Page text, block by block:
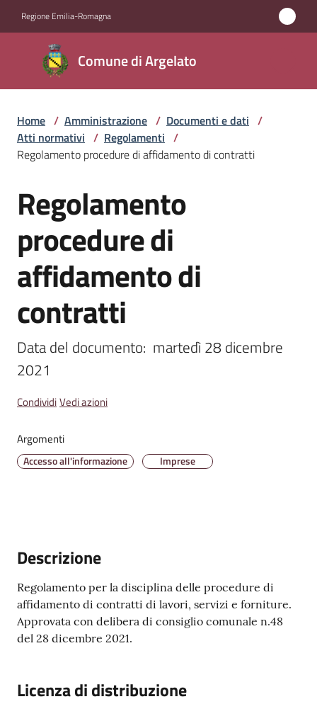
Regione Emilia-Romagna
Comune di Argelato
Comune
di
Argelato
Amministrazione
Novità
Vivere
Argelato
Amministrazione
gli
argomenti...
Home / Amministrazione / Documenti e dati /
Atti normativi / Regolamenti /
Regolamento procedure di affidamento di contratti
Salta al contenuto
Regolamento
procedure di
affidamento di
contratti
Data del documento:  martedì 28 dicembre
2021
CondividiVedi azioni
Argomenti
Accesso all'informazione Imprese
Descrizione
Regolamento per la disciplina delle procedure di
affidamento di contratti di lavori, servizi e forniture.
Approvata con delibera di consiglio comunale n.48
del 28 dicembre 2021.
Licenza di distribuzione